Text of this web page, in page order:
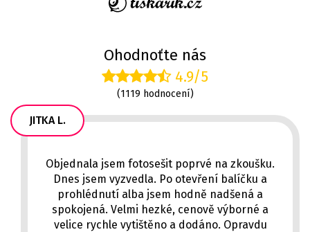
Ohodnoťte nás
4.9/5
(1119 hodnocení)
JITKA L.
Objednala jsem fotosešit poprvé na zkoušku.
Dnes jsem vyzvedla. Po otevření balíčku a
prohlédnutí alba jsem hodně nadšená a
spokojená. Velmi hezké, cenově výborné a
velice rychle vytištěno a dodáno. Opravdu